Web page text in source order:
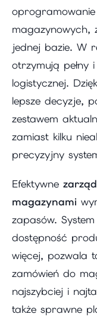
magazynowych,
jednej bazie. W
otrzymują pełny
logistycznej.
lepsze decyzje,
zestawem
zamiast kilku
precyzyjny
Efektywne
magazynami
zapasów.
dostępność
więcej, pozwala
zamówień do
najszybciej i
także sprawne